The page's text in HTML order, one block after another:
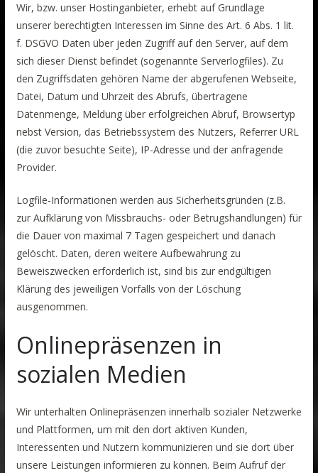
Wir, bzw. unser Hostinganbieter, erhebt auf Grundlage
unserer berechtigten Interessen im Sinne des Art. 6 Abs. 1 lit.
f. DSGVO Daten über jeden Zugriff auf den Server, auf dem
sich dieser Dienst befindet (sogenannte Serverlogfiles). Zu
den Zugriffsdaten gehören Name der abgerufenen Webseite,
Datei, Datum und Uhrzeit des Abrufs, übertragene
Datenmenge, Meldung über erfolgreichen Abruf, Browsertyp
nebst Version, das Betriebssystem des Nutzers, Referrer URL
(die zuvor besuchte Seite), IP-Adresse und der anfragende
Provider.
Logfile-Informationen werden aus Sicherheitsgründen (z.B.
zur Aufklärung von Missbrauchs- oder Betrugshandlungen) für
die Dauer von maximal 7 Tagen gespeichert und danach
gelöscht. Daten, deren weitere Aufbewahrung zu
Beweiszwecken erforderlich ist, sind bis zur endgültigen
Klärung des jeweiligen Vorfalls von der Löschung
ausgenommen.
Onlinepräsenzen in
sozialen Medien
Wir unterhalten Onlinepräsenzen innerhalb sozialer Netzwerke
und Plattformen, um mit den dort aktiven Kunden,
Interessenten und Nutzern kommunizieren und sie dort über
unsere Leistungen informieren zu können. Beim Aufruf der